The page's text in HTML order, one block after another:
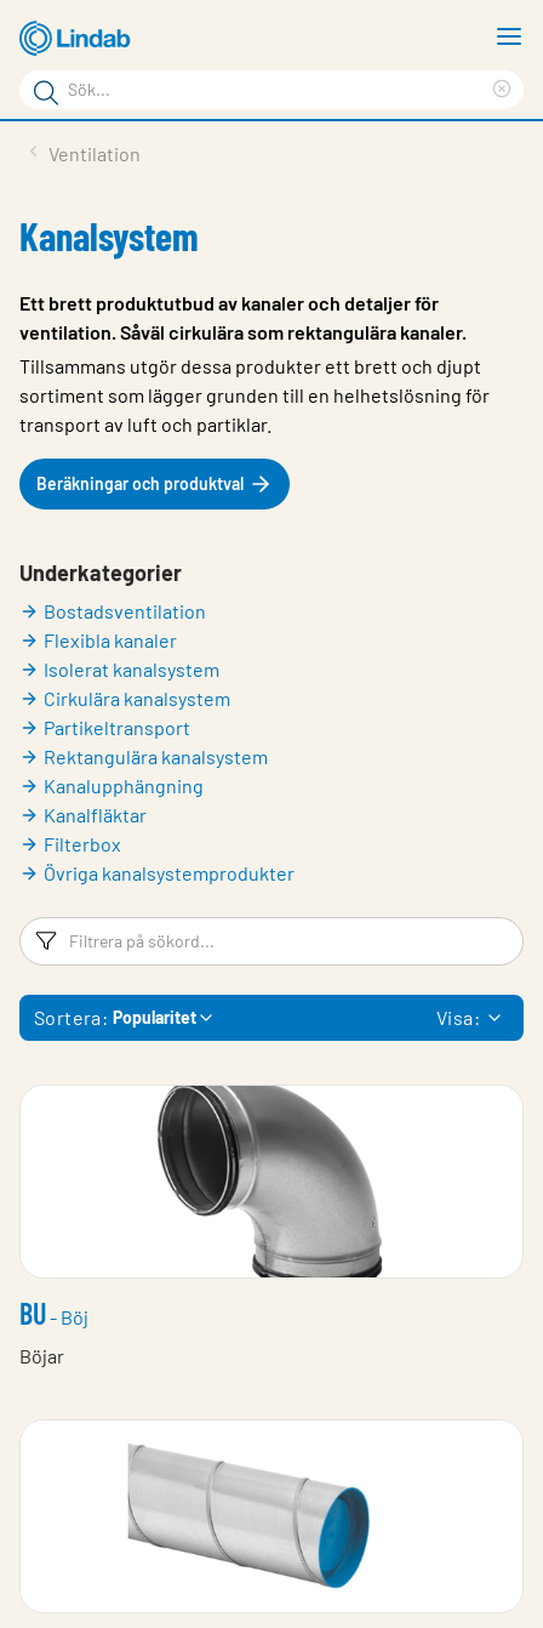
Hoppa
till
huvudinnehållet
Sökord
Sök
på
Service & Support
Om Lindab
Kontakt
Logga in
Choose languge
Ventilation
Kanalsystem
Ett brett produktutbud av kanaler och detaljer för
ventilation. Såväl cirkulära som rektangulära kanaler.
Tillsammans utgör dessa produkter ett brett och djupt
sortiment som lägger grunden till en helhetslösning för
transport av luft och partiklar.
Beräkningar och produktval
Underkategorier
Bostadsventilation
Flexibla kanaler
Isolerat kanalsystem
Cirkulära kanalsystem
Partikeltransport
Rektangulära kanalsystem
Kanalupphängning
Kanalfläktar
Filterbox
Övriga kanalsystemprodukter
Filtreringsord
Sortera: Popularitet Visa:
BU- Böj
Böjar